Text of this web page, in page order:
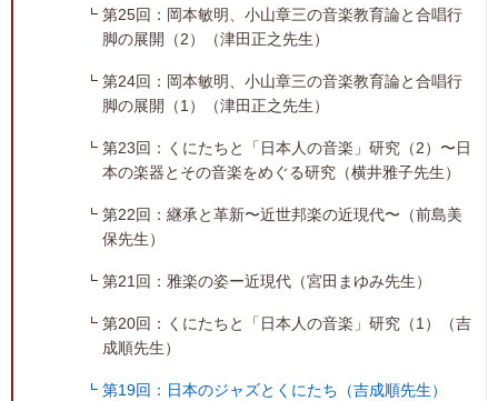
第25回：岡本敏明、小山章三の音楽教育論と合唱行
脚の展開（2）（津田正之先生）
第24回：岡本敏明、小山章三の音楽教育論と合唱行
脚の展開（1）（津田正之先生）
第23回：くにたちと「日本人の音楽」研究（2）〜日
本の楽器とその音楽をめぐる研究（横井雅子先生）
第22回：継承と革新〜近世邦楽の近現代〜（前島美
保先生）
第21回：雅楽の姿ー近現代（宮田まゆみ先生）
第20回：くにたちと「日本人の音楽」研究（1）（吉
成順先生）
第19回：日本のジャズとくにたち（吉成順先生）